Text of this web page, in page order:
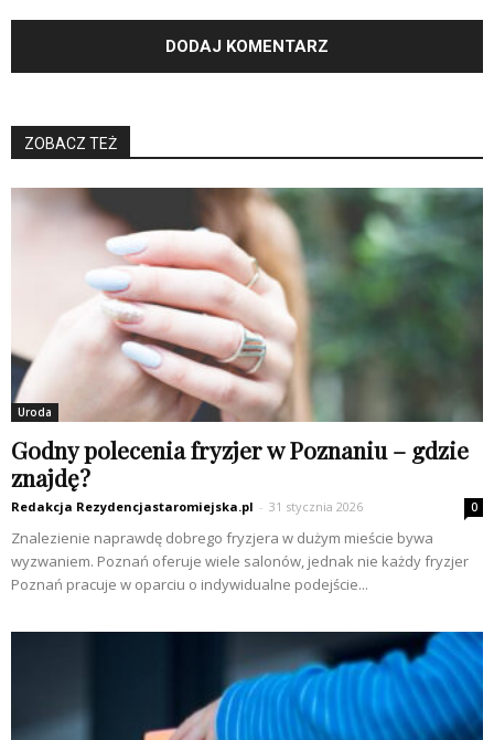
ZOBACZ TEŻ
Uroda
Godny polecenia fryzjer w Poznaniu – gdzie
znajdę?
Redakcja Rezydencjastaromiejska.pl - 31 stycznia 2026 0
Znalezienie naprawdę dobrego fryzjera w dużym mieście bywa
wyzwaniem. Poznań oferuje wiele salonów, jednak nie każdy fryzjer
Poznań pracuje w oparciu o indywidualne podejście...